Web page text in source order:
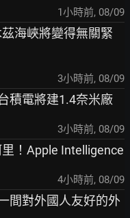
1小時前, 08/09
海峽將變得無關緊
3小時前, 08/09
積電將建1.4奈米廠
3小時前, 08/09
！Apple Intelligence
4小時前, 08/09
間對外國人友好的外